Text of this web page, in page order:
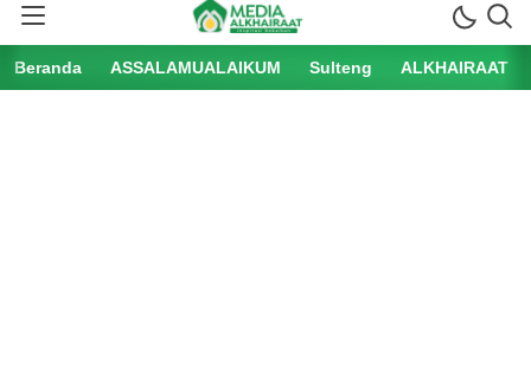
Beranda ASSALAMUALAIKUM Sulteng ALKHAIRAAT